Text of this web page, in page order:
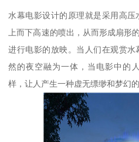
水幕电影设计的原理就是采用高
上而下高速的喷出，从而形成扇形
进行电影的放映。当人们在观赏
然的夜空融为一体，当电影中的
样，让人产生一种虚无缥缈和梦幻的